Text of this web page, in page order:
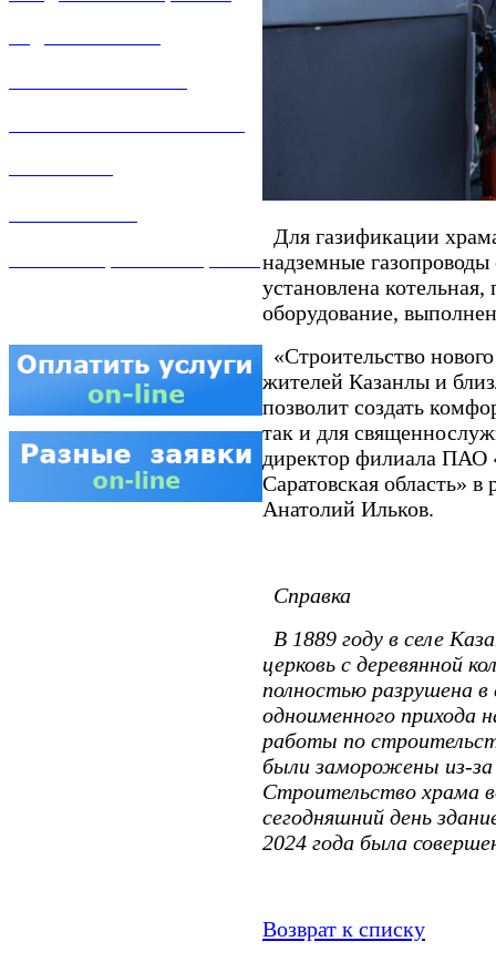
Для газификации
надземные
установлена
оборудование,
«Строительство
жителей Казанлы и
позволит создать
так и для
директор филиала ПАО
Саратовская область»
Анатолий Ильков.
Справка
В 1889 году в селе
церковь с деревянной
полностью разрушена в
одноименного прихода
работы по
были заморожены из-за
Строительство храма
сегодняшний день
2024 года была
Возврат к списку